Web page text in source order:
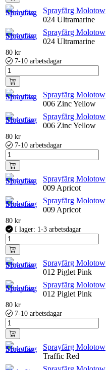
Sprayfärg Molotow
024 Ultramarine
Sprayfärg Molotow
024 Ultramarine
80 kr
7-10 arbetsdagar
Sprayfärg Molotow
006 Zinc Yellow
Sprayfärg Molotow
006 Zinc Yellow
80 kr
7-10 arbetsdagar
Sprayfärg Molotow
009 Apricot
Sprayfärg Molotow
009 Apricot
80 kr
I lager: 1-3 arbetsdagar
Sprayfärg Molotow
012 Piglet Pink
Sprayfärg Molotow
012 Piglet Pink
80 kr
7-10 arbetsdagar
Sprayfärg Molotow
Traffic Red